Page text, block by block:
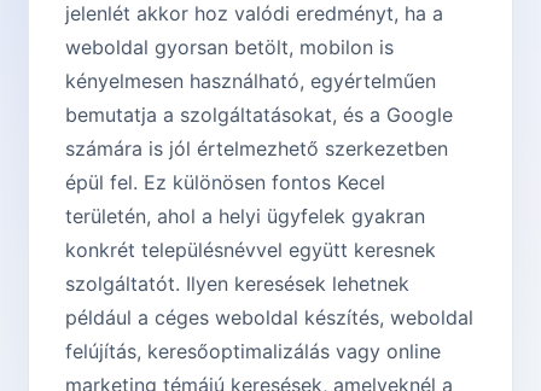
jelenlét akkor hoz valódi eredményt, ha a
weboldal gyorsan betölt, mobilon is
kényelmesen használható, egyértelműen
bemutatja a szolgáltatásokat, és a Google
számára is jól értelmezhető szerkezetben
épül fel. Ez különösen fontos Kecel
területén, ahol a helyi ügyfelek gyakran
konkrét településnévvel együtt keresnek
szolgáltatót. Ilyen keresések lehetnek
például a céges weboldal készítés, weboldal
felújítás, keresőoptimalizálás vagy online
marketing témájú keresések, amelyeknél a